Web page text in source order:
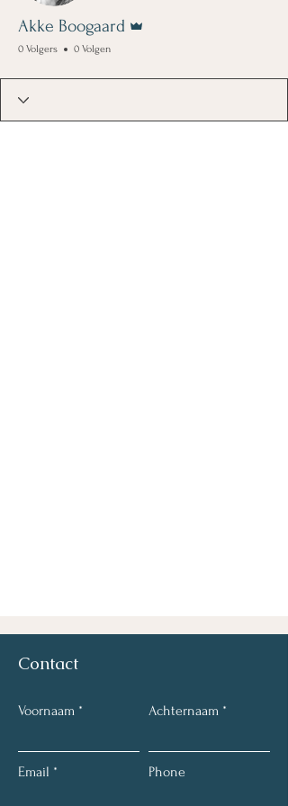
Akke Boogaard
0 Volgers 0 Volgen
Contact
Voornaam Achternaam
Email Phone